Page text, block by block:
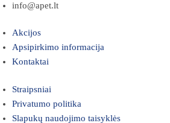
info@apet.lt
Akcijos
Apsipirkimo informacija
Kontaktai
Straipsniai
Privatumo politika
Slapukų naudojimo taisyklės